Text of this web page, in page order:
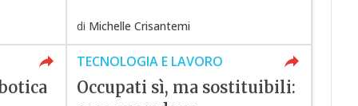
di Michelle Crisantemi
TECNOLOGIA E LAVORO
Occupati sì, ma sostituibili: